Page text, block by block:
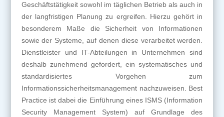
Geschäftstätigkeit sowohl im täglichen Betrieb als auch in
der langfristigen Planung zu ergreifen. Hierzu gehört in
besonderem Maße die Sicherheit von Informationen
sowie der Systeme, auf denen diese verarbeitet werden.
Dienstleister und IT-Abteilungen in Unternehmen sind
deshalb zunehmend gefordert, ein systematisches und
standardisiertes Vorgehen zum
Informationssicherheitsmanagement nachzuweisen. Best
Practice ist dabei die Einführung eines ISMS (Information
Security Management System) auf Grundlage des